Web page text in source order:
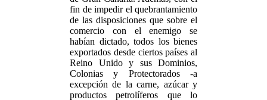
fin de impedir el quebrantamiento
de las disposiciones que sobre el
comercio con el enemigo se
habían dictado, todos los bienes
exportados desde ciertos países al
Reino Unido y sus Dominios,
Colonias y Protectorados -a
excepción de la carne, azúcar y
productos petrolíferos que lo